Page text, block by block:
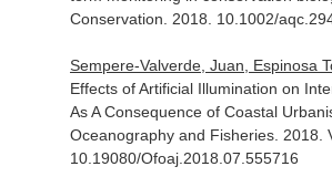
Conservation . 2018. 10.1002/
Sempere-Valverde, Juan, Espinosa
Effects of Artificial Illumination on
As A Consequence of Coastal
Oceanography and Fisheries. 2018.
10.19080/Ofoaj.2018.07.555716